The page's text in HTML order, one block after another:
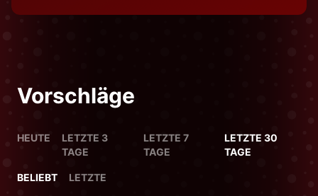
Vorschläge
HEUTE
LETZTE 3
TAGE
LETZTE 7
TAGE
LETZTE 30
TAGE
BELIEBT LETZTE